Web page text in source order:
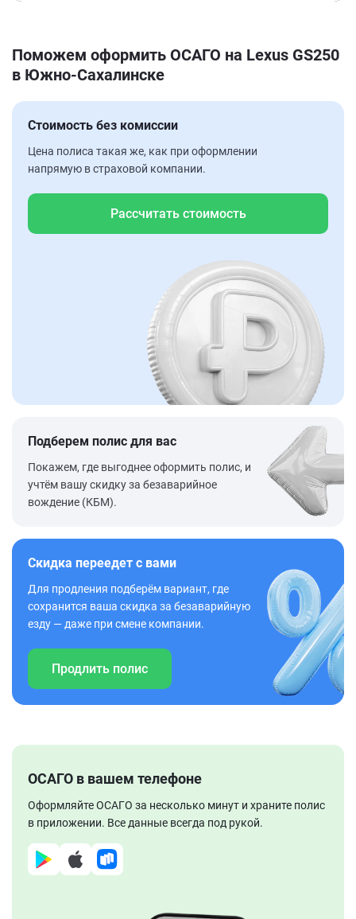
Поможем оформить ОСАГО на Lexus GS250
в Южно-Сахалинске
Стоимость без комиссии
Цена полиса такая же, как при оформлении
напрямую в страховой компании.
Рассчитать стоимость
Подберем полис для вас
Покажем, где выгоднее оформить полис, и
учтём вашу скидку за безаварийное
вождение (КБМ).
Скидка переедет с вами
Для продления подберём вариант, где
сохранится ваша скидка за безаварийную
езду — даже при смене компании.
Продлить полис
ОСАГО в вашем телефоне
Оформляйте ОСАГО за несколько минут и храните полис
в приложении. Все данные всегда под рукой.